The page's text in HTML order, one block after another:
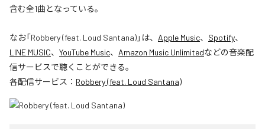
含む全1曲となっている。
なお「Robbery (feat. Loud Santana)」は、 Apple Music、 Spotify、
LINE MUSIC、 YouTube Music、 Amazon Music Unlimitedなどの音楽配
信サービスで聴くことができる。
各配信サービス： Robbery (feat. Loud Santana)